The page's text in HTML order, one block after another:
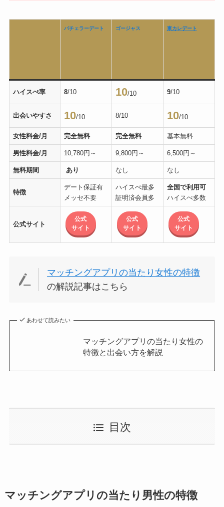
バチェラーデート ゴージャス 東カレデート
ハイスぺ率 8/10 10/10 9/10
出会いやすさ 10/10 8/10 10/10
女性料金/月 完全無料 完全無料 基本無料
男性料金/月 10,780円～ 9,800円～ 6,500円～
無料期間 あり なし なし
特徴
デート保証有
メッセ不要
ハイスぺ最多
証明済会員多
全国で利用可
ハイスぺ多数
公式サイト
公式
サイト
公式
サイト
公式
サイト
マッチングアプリの当たり女性の特徴
の解説記事はこちら
あわせて読みたい
マッチングアプリの当たり女性の
特徴と出会い方を解説
目次
マッチングアプリの当たり男性の特徴